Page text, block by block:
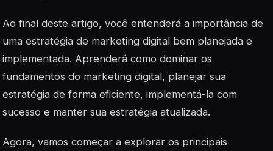
Ao final deste artigo, você entenderá a importância de
uma estratégia de marketing digital bem planejada e
implementada. Aprenderá como dominar os
fundamentos do marketing digital, planejar sua
estratégia de forma eficiente, implementá-la com
sucesso e manter sua estratégia atualizada.
Agora, vamos começar a explorar os principais